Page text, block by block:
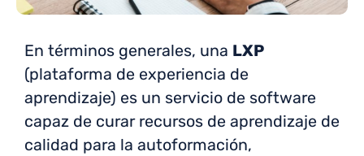
En términos generales, una LXP
(plataforma de experiencia de
aprendizaje) es un servicio de software
capaz de curar recursos de aprendizaje de
calidad para la autoformación,